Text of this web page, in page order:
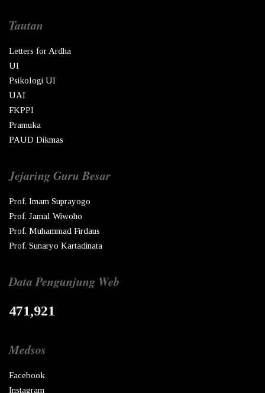
Tautan
Letters for Ardha
UI
Psikologi UI
UAI
FKPPI
Pramuka
PAUD Dikmas
Jejaring Guru Besar
Prof. Imam Suprayogo
Prof. Jamal Wiwoho
Prof. Muhammad Firdaus
Prof. Sunaryo Kartadinata
Data Pengunjung Web
471,921
Medsos
Facebook
Instagram